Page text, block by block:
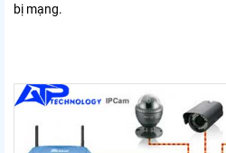
bị mạng.